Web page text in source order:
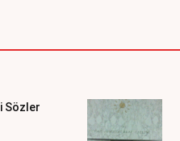
Sözler